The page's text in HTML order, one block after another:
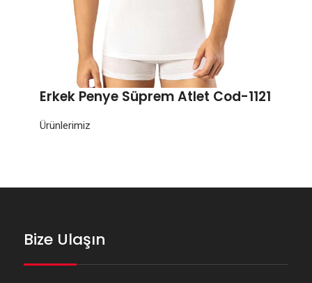
Erkek Penye Süprem Atlet Cod-1121
Ürünlerimiz
Bize Ulaşın